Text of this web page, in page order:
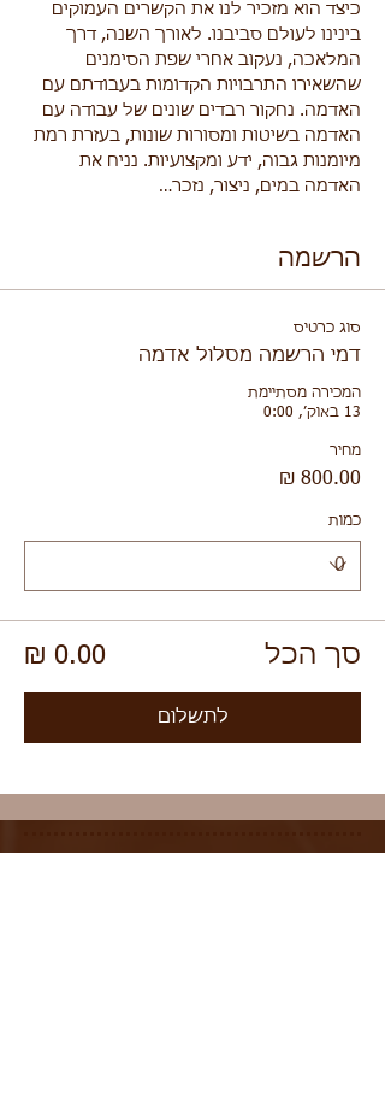
כיצד הוא מזכיר לנו את הקשרים העמוקים
בינינו לעולם סביבנו. לאורך השנה, דרך
המלאכה, נעקוב אחרי שפת הסימנים
שהשאירו התרבויות הקדומות בעבודתם עם
האדמה. נחקור רבדים שונים של עבודה עם
האדמה בשיטות ומסורות שונות, בעזרת רמת
מיומנות גבוה, ידע ומקצועיות. נניח את
האדמה במים, ניצור, נזכר…
הרשמה
סוג כרטיס
דמי הרשמה מסלול אדמה
המכירה מסתיימת
13 באוק׳, 0:00
מחיר
כמות
סך הכל
לתשלום